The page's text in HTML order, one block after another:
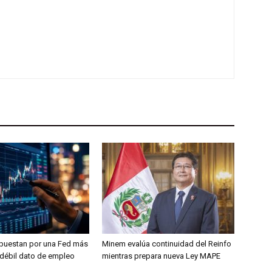
por una Fed más
dato de empleo
Minem evalúa continuidad del Reinfo
mientras prepara nueva Ley MAPE